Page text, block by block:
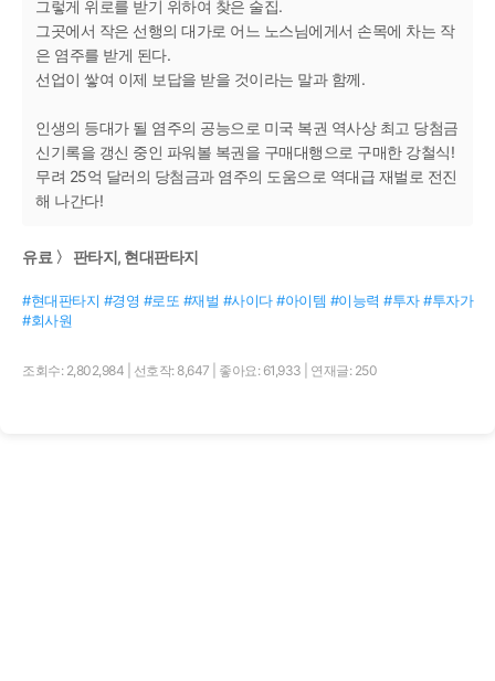
그렇게 위로를 받기 위하여 찾은 술집.
그곳에서 작은 선행의 대가로 어느 노스님에게서 손목에 차는 작
은 염주를 받게 된다.
선업이 쌓여 이제 보답을 받을 것이라는 말과 함께.
인생의 등대가 될 염주의 공능으로 미국 복권 역사상 최고 당첨금
신기록을 갱신 중인 파워볼 복권을 구매대행으로 구매한 강철식!
무려 25억 달러의 당첨금과 염주의 도움으로 역대급 재벌로 전진
해 나간다!
유료 〉 판타지, 현대판타지
#현대판타지 #경영 #로또 #재벌 #사이다 #아이템 #이능력 #투자 #투자가
#회사원
조회수: 2,802,984 선호작: 8,647 좋아요: 61,933 연재글: 250